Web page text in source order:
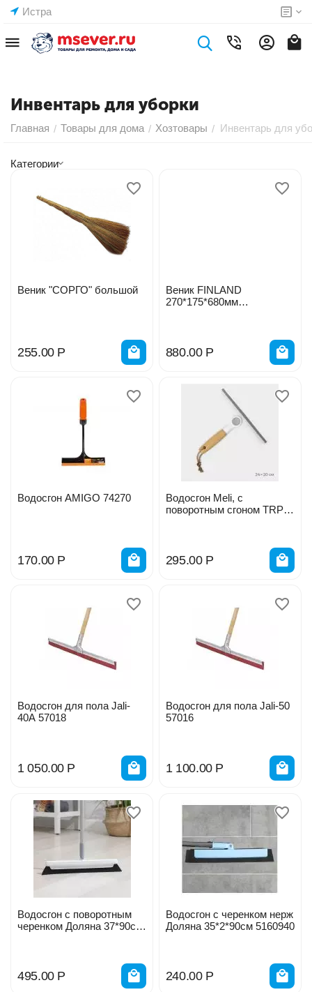
Истра
Инвентарь для уборки
Главная / Товары для дома / Хозтовары / Инвентарь для
Категории
Веник "СОРГО" большой
255.00 Р
Веник FINLAND
270*175*680мм
880.00 Р
Водосгон AMIGO 74270
170.00 Р
Водосгон Meli, с
поворотным сгоном TRP,
295.00 Р
Водосгон для пола Jali-
40А 57018
1 050.00 Р
Водосгон для пола Jali-50
57016
1 100.00 Р
Водосгон с поворотным
черенком Доляна 37*90см
495.00 Р
Водосгон с черенком нерж
Доляна 35*2*90см 5160940
240.00 Р